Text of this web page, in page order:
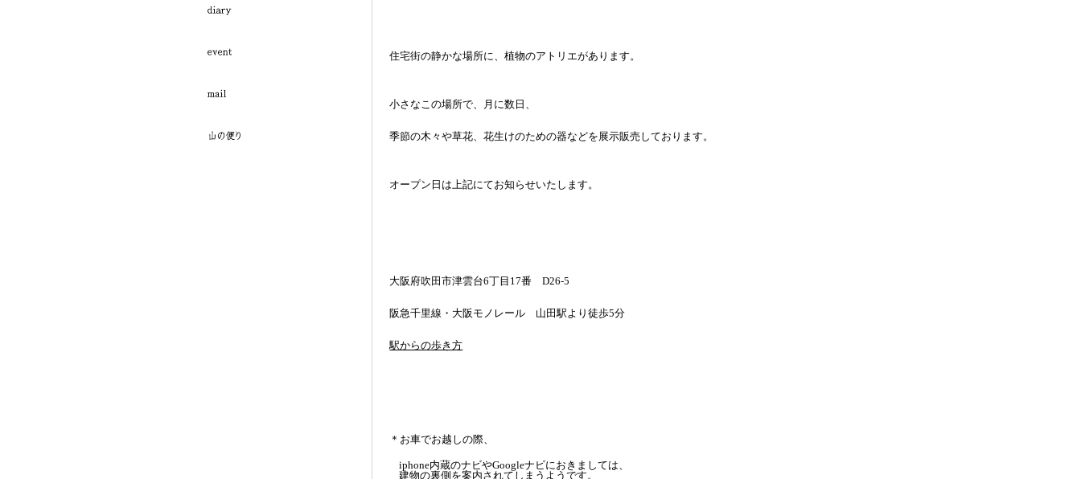
住宅街の静かな場所に、植物のアトリエがあります。
小さなこの場所で、月に数日、
季節の木々や草花、花生けのための器などを展示販売しております。
オープン日は上記にてお知らせいたします。
大阪府吹田市津雲台6丁目17番 D26-5
阪急千里線・大阪モノレール 山田駅より徒歩5分
駅からの歩き方
＊お車でお越しの際、
iphone内蔵のナビやGoogleナビにおきましては、
建物の裏側を案内されてしまうようです。